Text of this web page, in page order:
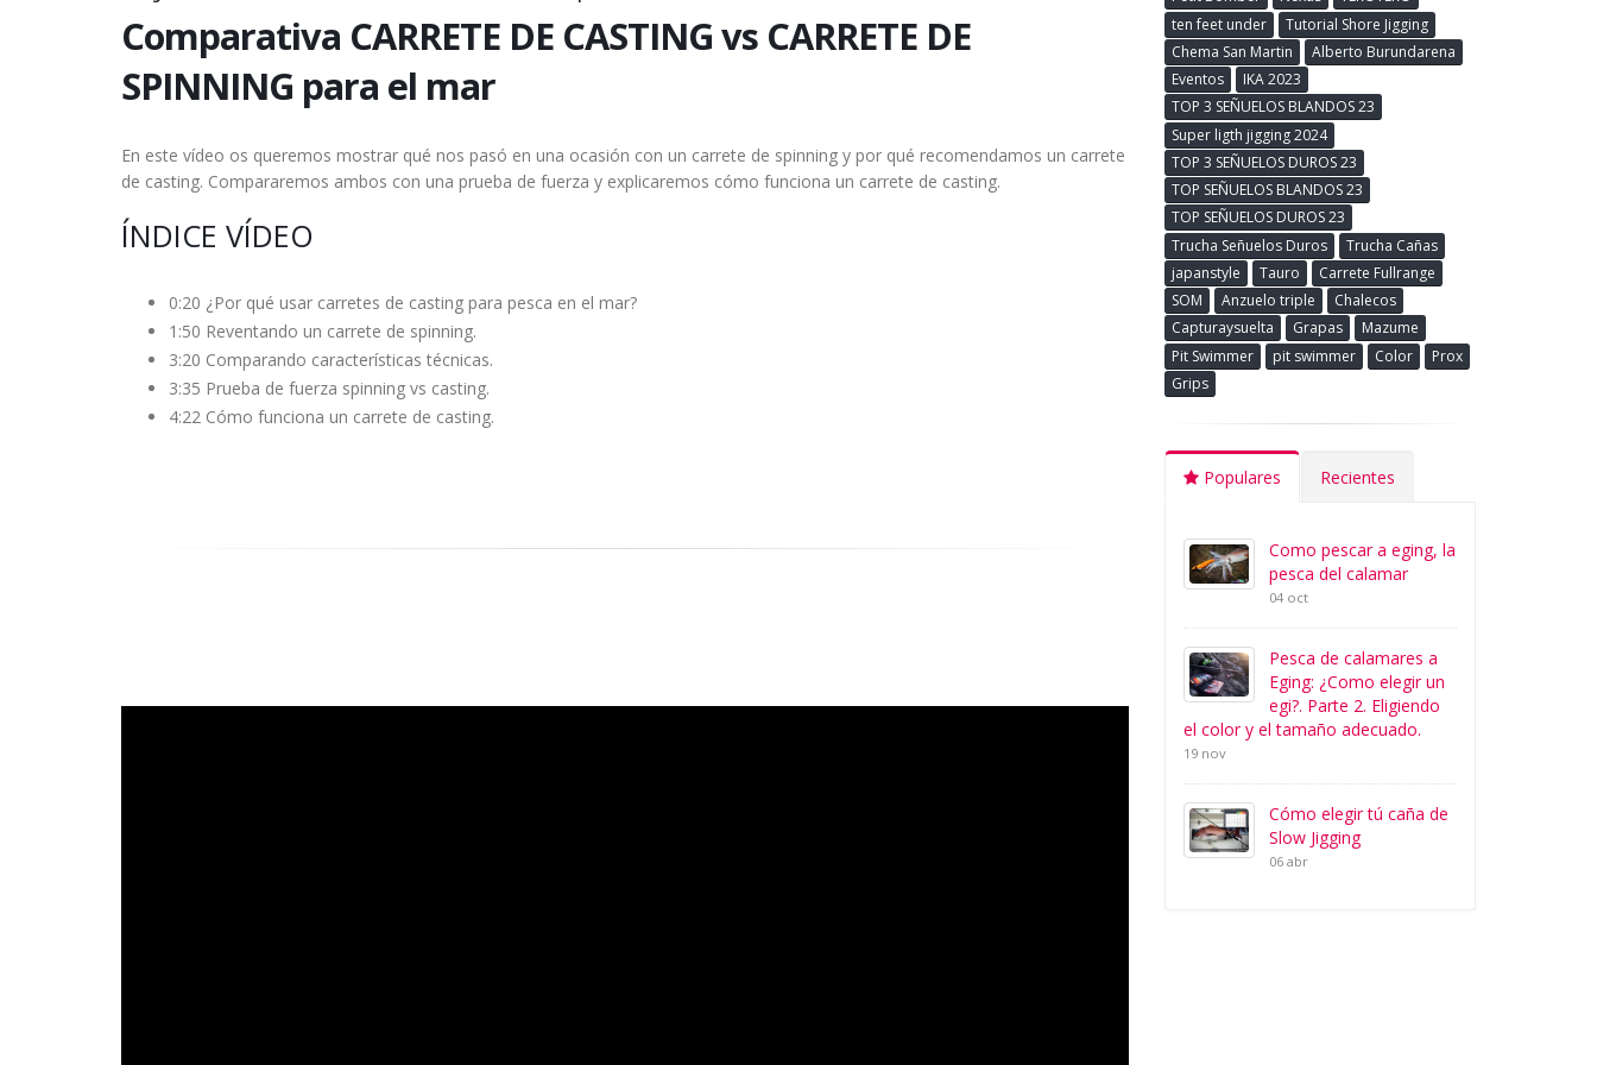
Comparativa CARRETE DE CASTING vs CARRETE DE
SPINNING para el mar
En este vídeo os queremos mostrar qué nos pasó en una ocasión con un carrete de spinning y por qué recomendamos un carrete
de casting. Compararemos ambos con una prueba de fuerza y explicaremos cómo funciona un carrete de casting.
ÍNDICE VÍDEO
0:20 ¿Por qué usar carretes de casting para pesca en el mar?
1:50 Reventando un carrete de spinning.
3:20 Comparando características técnicas.
3:35 Prueba de fuerza spinning vs casting.
4:22 Cómo funciona un carrete de casting.
ten feet under
Tutorial Shore Jigging
Chema San Martin
Alberto Burundarena
Eventos
IKA 2023
TOP 3 SEÑUELOS BLANDOS 23
Super ligth jigging 2024
TOP 3 SEÑUELOS DUROS 23
TOP SEÑUELOS BLANDOS 23
TOP SEÑUELOS DUROS 23
Trucha Señuelos Duros
Trucha Cañas
japanstyle
Tauro
Carrete Fullrange
SOM
Anzuelo triple
Chalecos
Capturaysuelta
Grapas
Mazume
Pit Swimmer
pit swimmer Color
Prox
Grips
Populares Recientes
Como pescar a eging, la
pesca del calamar
04 oct
Pesca de calamares a
Eging: ¿Como elegir un
egi?. Parte 2. Eligiendo
el color y el tamaño adecuado.
19 nov
Cómo elegir tú caña de
Slow Jigging
06 abr